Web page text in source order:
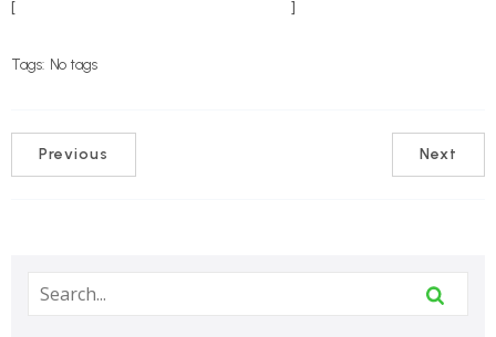
[Hier geht es zur Meldung des HBV. ]
Tags: No tags
Previous Next